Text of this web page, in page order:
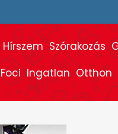
Hírszem Szórakozás
Foci Ingatlan Otthon